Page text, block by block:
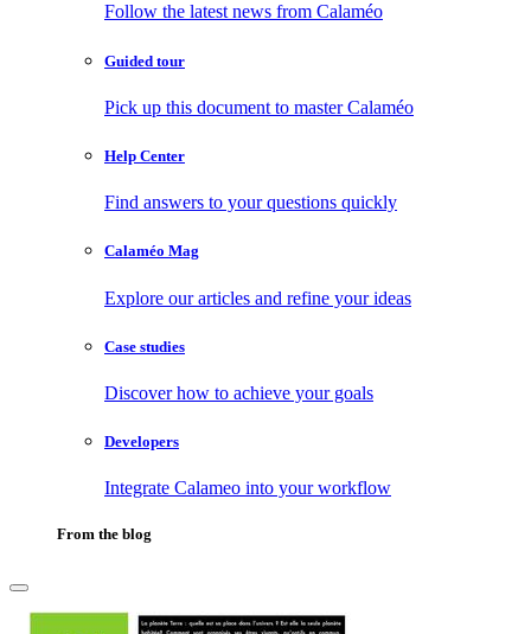
Follow the latest news from Calaméo
Guided tour
Pick up this document to master Calaméo
Help Center
Find answers to your questions quickly
Calaméo Mag
Explore our articles and refine your ideas
Case studies
Discover how to achieve your goals
Developers
Integrate Calameo into your workflow
From the blog